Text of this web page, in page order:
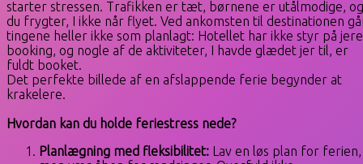
starter stressen. Trafikken er tæt, børnene er utålmodige, og
du frygter, I ikke når flyet. Ved ankomsten til destinationen
tingene heller ikke som planlagt: Hotellet har ikke styr på
booking, og nogle af de aktiviteter, I havde glædet jer til, er
fuldt booket.
Det perfekte billede af en afslappende ferie begynder at
krakelere.
Hvordan kan du holde feriestress nede?
Planlægning med fleksibilitet: Lav en løs plan for ferien,